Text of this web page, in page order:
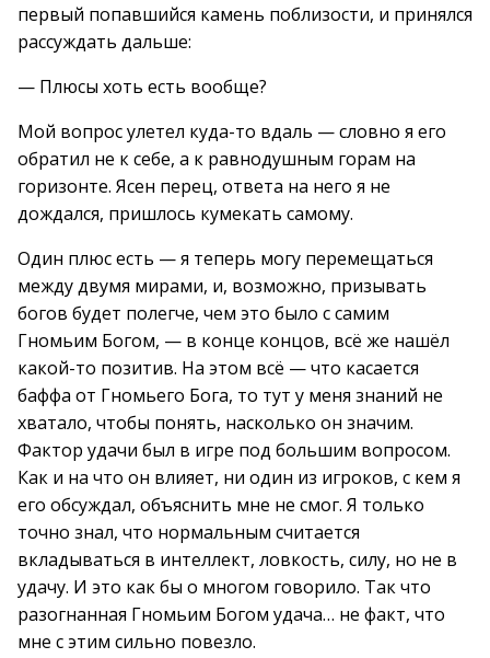
первый попавшийся камень поблизости, и принялся
рассуждать дальше:
— Плюсы хоть есть вообще?
Мой вопрос улетел куда-то вдаль — словно я его
обратил не к себе, а к равнодушным горам на
горизонте. Ясен перец, ответа на него я не
дождался, пришлось кумекать самому.
Один плюс есть — я теперь могу перемещаться
между двумя мирами, и, возможно, призывать
богов будет полегче, чем это было с самим
Гномьим Богом, — в конце концов, всё же нашёл
какой-то позитив. На этом всё — что касается
баффа от Гномьего Бога, то тут у меня знаний не
хватало, чтобы понять, насколько он значим.
Фактор удачи был в игре под большим вопросом.
Как и на что он влияет, ни один из игроков, с кем я
его обсуждал, объяснить мне не смог. Я только
точно знал, что нормальным считается
вкладываться в интеллект, ловкость, силу, но не в
удачу. И это как бы о многом говорило. Так что
разогнанная Гномьим Богом удача… не факт, что
мне с этим сильно повезло.